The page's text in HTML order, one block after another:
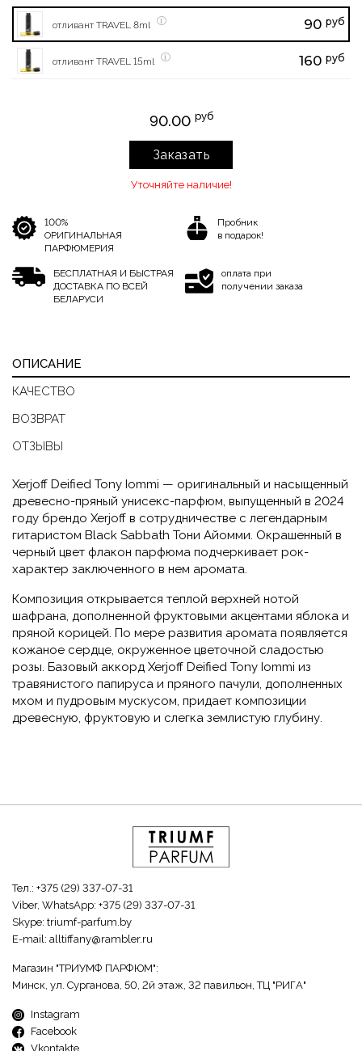
отливант TRAVEL 8ml 90 руб
отливант TRAVEL 15ml 160 руб
90.00 руб
Заказать
Уточняйте наличие!
100%
ОРИГИНАЛЬНАЯ
ПАРФЮМЕРИЯ
Пробник
в подарок!
БЕСПЛАТНАЯ И БЫСТРАЯ
ДОСТАВКА ПО ВСЕЙ
БЕЛАРУСИ
оплата при
получении заказа
ОПИСАНИЕ
КАЧЕСТВО
ВОЗВРАТ
ОТЗЫВЫ
Xerjoff Deified Tony Iommi — оригинальный и насыщенный
древесно-пряный унисекс-парфюм, выпущенный в 2024
году брендо Xerjoff в сотрудничестве с легендарным
гитаристом Black Sabbath Тони Айомми. Окрашенный в
черный цвет флакон парфюма подчеркивает рок-
характер заключенного в нем аромата.
Композиция открывается теплой верхней нотой
шафрана, дополненной фруктовыми акцентами яблока и
пряной корицей. По мере развития аромата появляется
кожаное сердце, окруженное цветочной сладостью
розы. Базовый аккорд Xerjoff Deified Tony Iommi из
травянистого папируса и пряного пачули, дополненных
мхом и пудровым мускусом, придает композиции
древесную, фруктовую и слегка землистую глубину.
Тел.: +375 (29) 337-07-31
Viber, WhatsApp: +375 (29) 337-07-31
Skype: triumf-parfum.by
E-mail: alltiffany@rambler.ru
Магазин "ТРИУМФ ПАРФЮМ":
Минск, ул. Сурганова, 50, 2й этаж, 32 павильон, ТЦ "РИГА"
Instagram
Facebook
Vkontakte